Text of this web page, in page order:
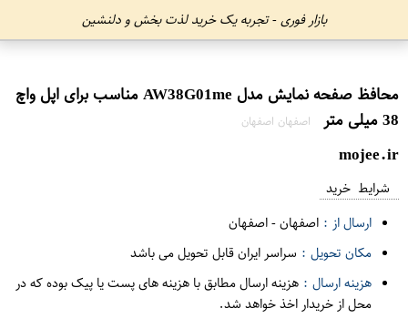
بازار فوری - تجربه یک خرید لذت بخش و دلنشین
محافظ صفحه نمایش مدل AW38G01me مناسب برای اپل واچ
38 میلی متر
اصفهان اصفهان
mojee.ir
شرایط خرید
ارسال از : اصفهان-اصفهان
مکان تحویل : سراسر ایران قابل تحویل می باشد
هزینه ارسال : هزینه ارسال مطابق با هزینه های پست یا پیک بوده که در
محل از خریدار اخذ خواهد شد.